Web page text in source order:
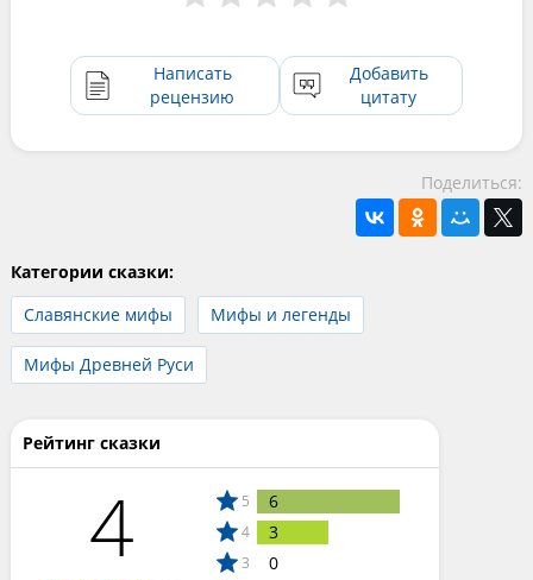
Написать
рецензию
Добавить
цитату
Поделиться:
Категории сказки:
Славянские мифы
Мифы и легенды
Мифы Древней Руси
Рейтинг сказки
4 5 6
4 3
3 0